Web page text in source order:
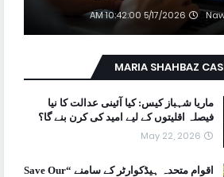
5/17/2026 10:42:00 AM
MARIA SHAHBAZ
ماریا شہباز کیس: کیا آئینی عدالت کا نیا
فیصلہ اقلیتوں کے لیے امید کی کرن بنے گا؟
May 22, 2026
اقوام متحدہ ہیڈکوارٹر کے سامنے “Save Our